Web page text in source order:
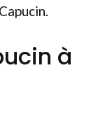
à